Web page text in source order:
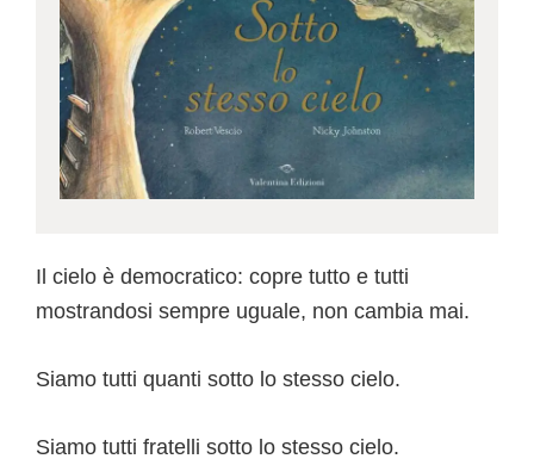
Il cielo è democratico: copre tutto e tutti
mostrandosi sempre uguale, non cambia mai.
Siamo tutti quanti sotto lo stesso cielo.
Siamo tutti fratelli sotto lo stesso cielo.